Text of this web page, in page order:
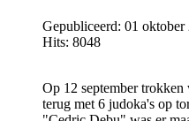
Gepubliceerd: 01 oktober
Hits: 8048
Op 12 september trokken
terug met 6 judoka's op